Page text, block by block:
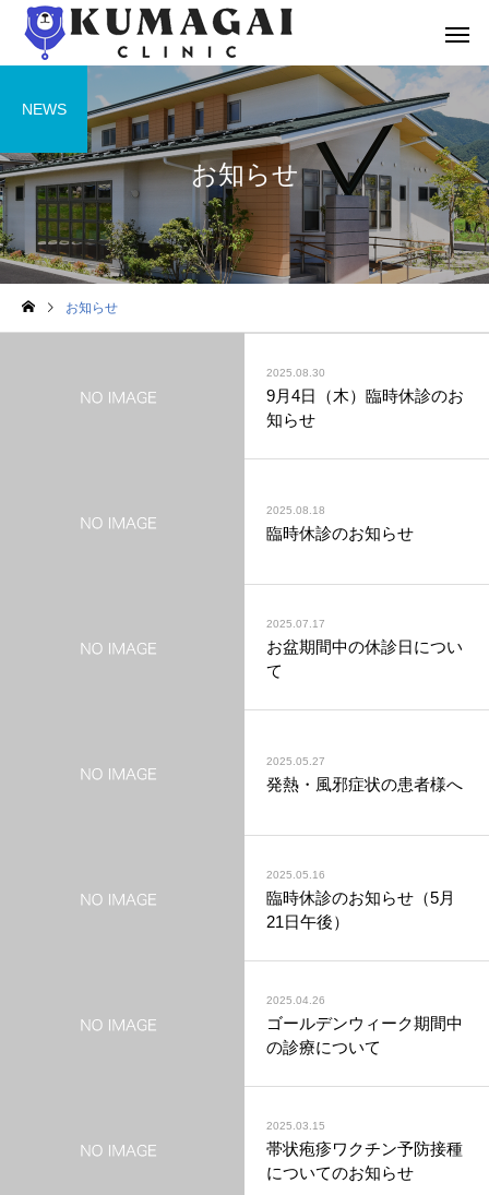
お知らせ
NEWS
お知らせ
2025.08.30
9月4日（木）臨時休診のお
知らせ
2025.08.18
臨時休診のお知らせ
2025.07.17
お盆期間中の休診日につい
て
2025.05.27
発熱・風邪症状の患者様へ
2025.05.16
臨時休診のお知らせ（5月
21日午後）
2025.04.26
ゴールデンウィーク期間中
の診療について
2025.03.15
帯状疱疹ワクチン予防接種
についてのお知らせ